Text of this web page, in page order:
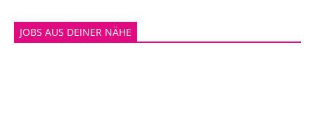
JOBS AUS DEINER NÄHE